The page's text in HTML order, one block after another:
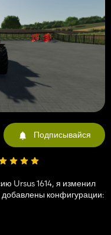
Подписывайся
Ursus 1614, я изменил
добавлены конфигурации: